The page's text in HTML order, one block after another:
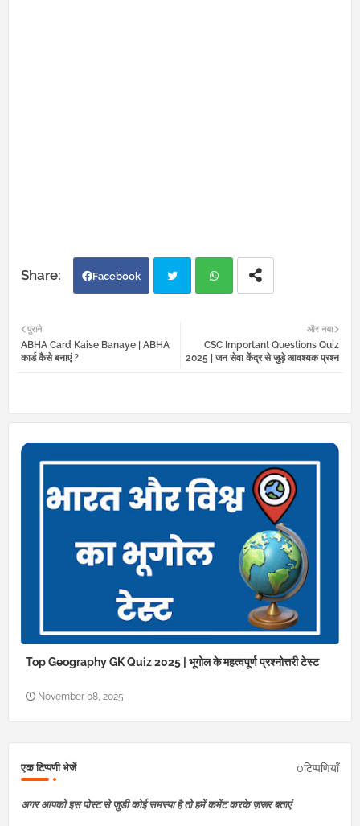
Facebook
tter atsa
और नया
CSC Important Questions Quiz
2025 | जन सेवा केंद्र से जुड़े आवश्यक प्रश्न
पुराने
ABHA Card Kaise Banaye | ABHA
कार्ड कैसे बनाएं ?
Top Geography GK Quiz 2025 | भूगोल के महत्वपूर्ण प्रश्नोत्तरी टेस्ट
November 08, 2025
एक टिप्पणी भेजें 0टिप्पणियाँ
अगर आपको इस पोस्ट से जुडी कोई समस्या है तो हमें कमेंट करके ज़रूर बताएं